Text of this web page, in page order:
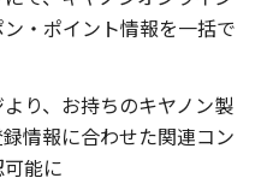
・ポイント情報を一括で
り、お持ちのキヤノン製
情報に合わせた関連コン
能に